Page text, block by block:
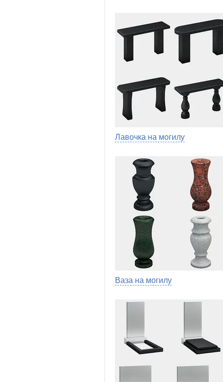
Лавочка на могилу
Ваза на могилу